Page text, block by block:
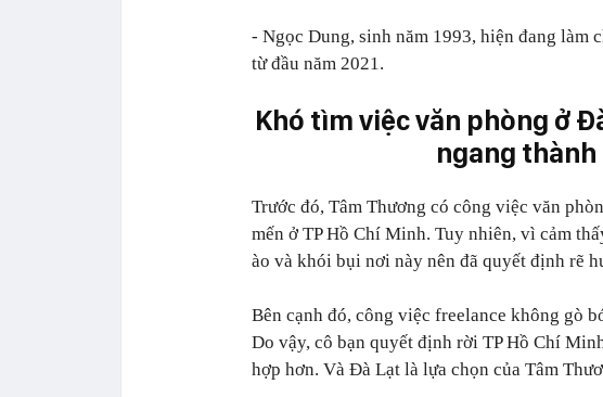
- Ngọc Dung, sinh năm 1993, hiện đang làm
từ đầu năm 2021.
Khó tìm việc văn phòng ở
ngang
Trước đó, Tâm Thương có công việc văn
mến ở TP Hồ Chí Minh. Tuy nhiên, vì cảm
ào và khói bụi nơi này nên đã quyết định rẽ
Bên cạnh đó, công việc freelance không gò
Do vậy, cô bạn quyết định rời TP Hồ Chí
hợp hơn. Và Đà Lạt là lựa chọn của Tâm